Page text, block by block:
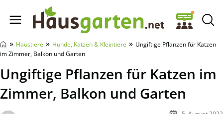
Hausgarten.net
» Haustiere » Hunde, Katzen & Kleintiere » Ungiftige Pflanzen für Katzen
im Zimmer, Balkon und Garten
Ungiftige Pflanzen für Katzen im
Zimmer, Balkon und Garten